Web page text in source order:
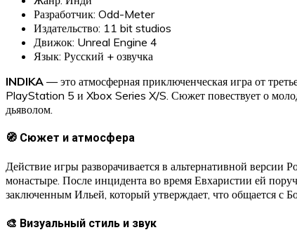
Разработчик: Odd-Meter
Издательство: 11 bit studios
Движок: Unreal Engine 4
Язык: Русский + озвучка
INDIKA — это атмосферная приключенческая игра от
PlayStation 5 и Xbox Series X/S. Сюжет повествует о
дьяволом.
🧭 Сюжет и атмосфера
Действие игры разворачивается в альтернативной
монастыре. После инцидента во время Евхаристии ей
заключенным Ильей, который утверждает, что общается с
🎨 Визуальный стиль и звук